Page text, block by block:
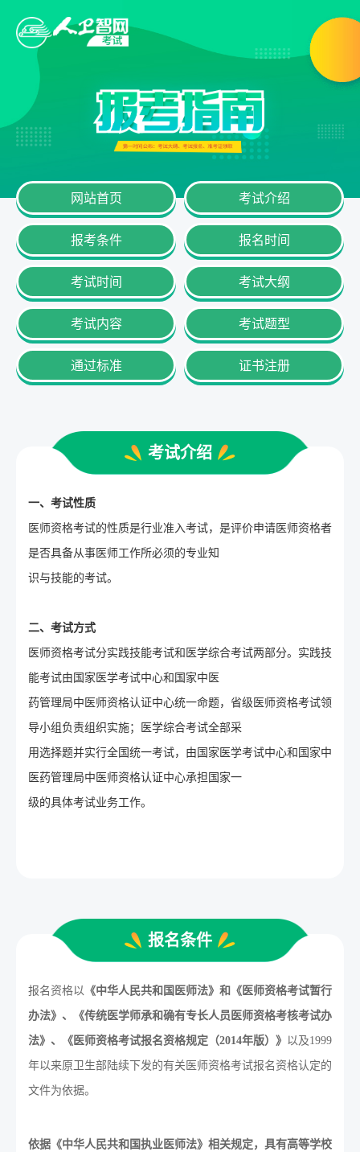
网站首页 考试介绍
报考条件 报名时间
考试时间 考试大纲
考试内容 考试题型
通过标准 证书注册
考试介绍
一、考试性质
医师资格考试的性质是行业准入考试，是评价申请医师资格者
是否具备从事医师工作所必须的专业知
识与技能的考试。
二、考试方式
医师资格考试分实践技能考试和医学综合考试两部分。实践技
能考试由国家医学考试中心和国家中医
药管理局中医师资格认证中心统一命题，省级医师资格考试领
导小组负责组织实施；医学综合考试全部采
用选择题并实行全国统一考试，由国家医学考试中心和国家中
医药管理局中医师资格认证中心承担国家一
级的具体考试业务工作。
报名条件
报名资格以 《中华人民共和国医师法》和《医师资格考试暂行
办法》、《传统医学师承和确有专长人员医师资格考核考试办
法》、《医师资格考试报名资格规定（2014年版）》 以及1999
年以来原卫生部陆续下发的有关医师资格考试报名资格认定的
文件为依据。
依据《中华人民共和国执业医师法》相关规定，具有高等学校